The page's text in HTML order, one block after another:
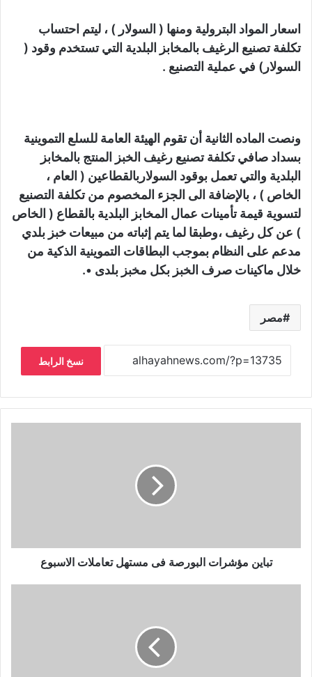
اسعار المواد البترولية ومنها ( السولار ) ، ليتم احتساب
تكلفة تصنيع الرغيف بالمخابز البلدية التي تستخدم وقود (
السولار) في عملية التصنيع .
ونصت الماده الثانية أن تقوم الهيئة العامة للسلع التموينية
بسداد صافي تكلفة تصنيع رغيف الخبز المنتج بالمخابز
البلدية والتي تعمل بوقود السولاربالقطاعين ( العام ،
الخاص ) ، بالإضافة الى الجزء المخصوم من تكلفة التصنيع
لتسوية قيمة تأمينات عمال المخابز البلدية بالقطاع ( الخاص
) عن كل رغيف ،وطبقا لما يتم إثباته من مبيعات خبز بلدي
مدعم على النظام بموجب البطاقات التموينية الذكية من
خلال ماكينات صرف الخبز بكل مخبز بلدى •.
مصر
نسخ الرابط
تباين مؤشرات البورصة فى مستهل تعاملات الاسبوع